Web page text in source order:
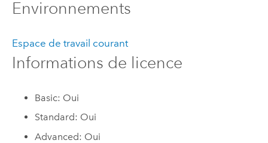
Environnements
Espace de travail courant
Informations de licence
Basic: Oui
Standard: Oui
Advanced: Oui